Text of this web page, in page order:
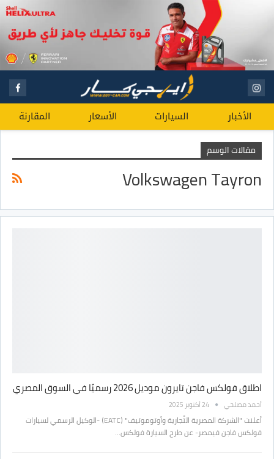
الأخبار السيارات الأسعار المقارنة
مقالات الوسم
Volkswagen Tayron
اطلاق فولكس فاجن تايرون موديل 2026 رسميًا في السوق المصري
أحمد مصلحي 24 أكتوبر 2025
أعلنت "الشركة المصرية التِّجارية وأوتوموتيف" (EATC) -الوكيل الرسمي لسيارات
فولكس فاجن فيمصر- عن طرح السيارة فولكس…